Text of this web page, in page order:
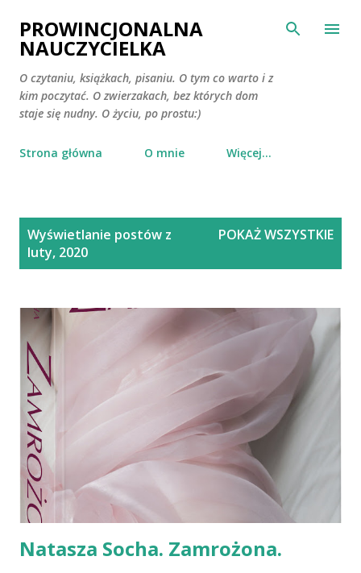
Przejdź do głównej zawartości
PROWINCJONALNA
NAUCZYCIELKA
O czytaniu, książkach, pisaniu. O tym co warto i z
kim poczytać. O zwierzakach, bez których dom
staje się nudny. O życiu, po prostu:)
Strona główna O mnie Więcej…
Wyświetlanie postów z
luty, 2020
POKAŻ WSZYSTKIE
Natasza Socha. Zamrożona.